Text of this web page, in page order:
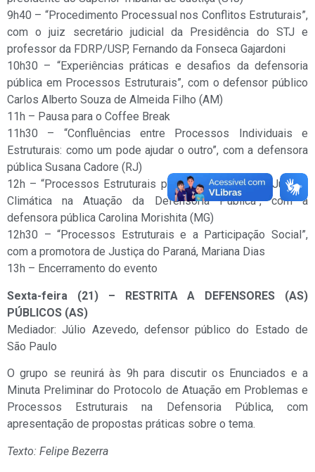
9h40 – “Procedimento Processual nos Conflitos Estruturais”,
com o juiz secretário judicial da Presidência do STJ e
professor da FDRP/USP, Fernando da Fonseca Gajardoni
10h30 – “Experiências práticas e desafios da defensoria
pública em Processos Estruturais”, com o defensor público
Carlos Alberto Souza de Almeida Filho (AM)
11h – Pausa para o Coffee Break
11h30 – “Confluências entre Processos Individuais e
Estruturais: como um pode ajudar o outro”, com a defensora
pública Susana Cadore (RJ)
12h – “Processos Estruturais para a Construção da Justiça
Climática na Atuação da Defensoria Pública”, com a
defensora pública Carolina Morishita (MG)
12h30 – “Processos Estruturais e a Participação Social”,
com a promotora de Justiça do Paraná, Mariana Dias
13h – Encerramento do evento
Sexta-feira (21) – RESTRITA A DEFENSORES (AS)
PÚBLICOS (AS)
Mediador: Júlio Azevedo, defensor público do Estado de
São Paulo
O grupo se reunirá às 9h para discutir os Enunciados e a
Minuta Preliminar do Protocolo de Atuação em Problemas e
Processos Estruturais na Defensoria Pública, com
apresentação de propostas práticas sobre o tema.
Texto: Felipe Bezerra